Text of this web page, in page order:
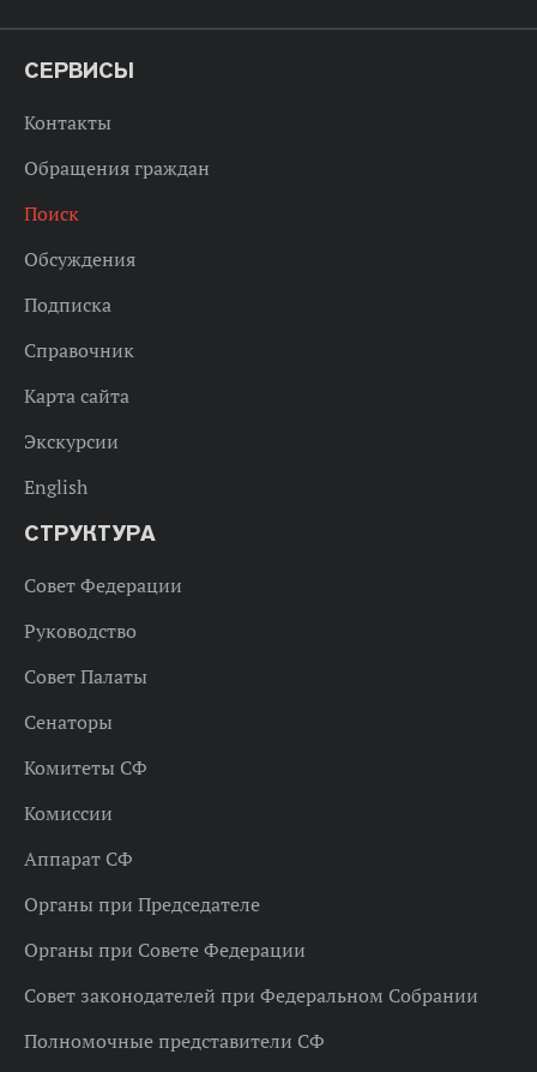
СЕРВИСЫ
Контакты
Обращения граждан
Поиск
Обсуждения
Подписка
Справочник
Карта сайта
Экскурсии
English
СТРУКТУРА
Совет Федерации
Руководство
Совет Палаты
Сенаторы
Комитеты СФ
Комиссии
Аппарат СФ
Органы при Председателе
Органы при Совете Федерации
Совет законодателей при Федеральном Собрании
Полномочные представители СФ